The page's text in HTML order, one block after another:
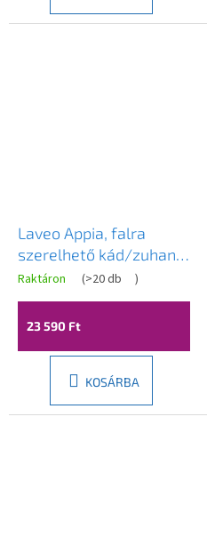
Laveo Appia, falra
szerelhető kád/zuhany
csaptelep h-100, króm,
LAV-BLP_010D
Raktáron (>20 db )
23 590 Ft
KOSÁRBA